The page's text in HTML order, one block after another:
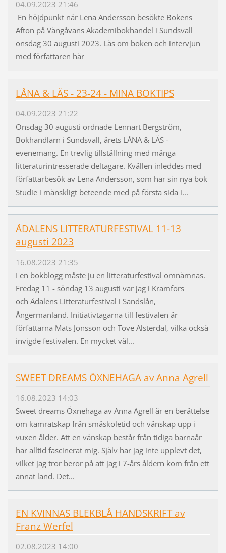
04.09.2023 21:46
En höjdpunkt när Lena Andersson besökte Bokens
Afton på Vängåvans Akademibokhandel i Sundsvall
onsdag 30 augusti 2023. Läs om boken och intervjun
med författaren här
LÅNA & LÄS - 23-24 - MINA BOKTIPS
04.09.2023 21:22
Onsdag 30 augusti ordnade Lennart Bergström,
Bokhandlarn i Sundsvall, årets LÅNA & LÄS -
evenemang. En trevlig tillställning med många
litteraturintresserade deltagare. Kvällen inleddes med
författarbesök av Lena Andersson, som har sin nya bok
Studie i mänskligt beteende med på första sida i...
ÅDALENS LITTERATURFESTIVAL 11-13
augusti 2023
16.08.2023 21:35
I en bokblogg måste ju en litteraturfestival omnämnas.
Fredag 11 - söndag 13 augusti var jag i Kramfors
och Ådalens Litteraturfestival i Sandslån,
Ångermanland. Initiativtagarna till festivalen är
författarna Mats Jonsson och Tove Alsterdal, vilka också
invigde festivalen. En mycket väl...
SWEET DREAMS ÖXNEHAGA av Anna Agrell
16.08.2023 14:03
Sweet dreams Öxnehaga av Anna Agrell är en berättelse
om kamratskap från småskoletid och vänskap upp i
vuxen ålder. Att en vänskap består från tidiga barnaår
har alltid fascinerat mig. Själv har jag inte upplevt det,
vilket jag tror beror på att jag i 7-års åldern kom från ett
annat land. Det...
EN KVINNAS BLEKBLÅ HANDSKRIFT av
Franz Werfel
02.08.2023 14:00